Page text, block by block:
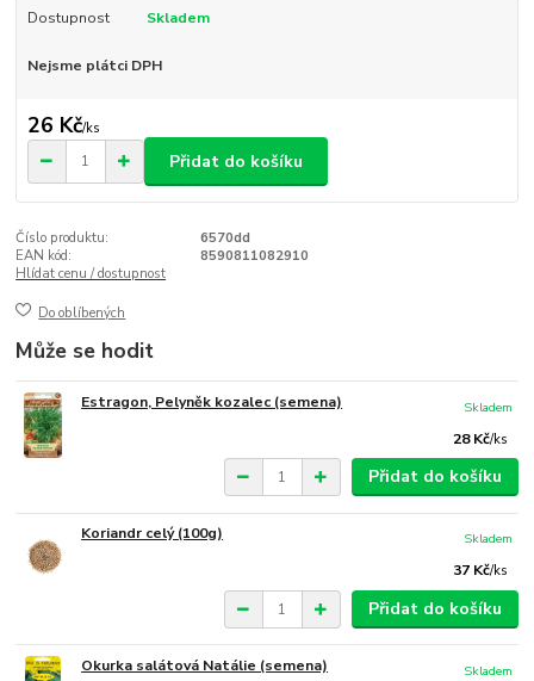
Dostupnost Skladem
Nejsme plátci DPH
26 Kč/ks
Přidat do košíku
Číslo produktu:
6570dd
EAN kód:
8590811082910
Hlídat cenu / dostupnost
Do oblíbených
Může se hodit
Estragon, Pelyněk kozalec (semena)
28 Kč/ks
Skladem
Přidat do košíku
Koriandr celý (100g)
37 Kč/ks
Skladem
Přidat do košíku
Okurka salátová Natálie (semena)
Skladem